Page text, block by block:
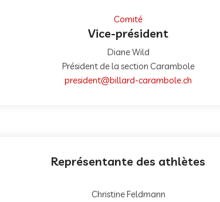
Comité
Vice-président
Diane Wild
Président de la section Carambole
president@billard-carambole.ch
Représentante des athlètes
Christine Feldmann